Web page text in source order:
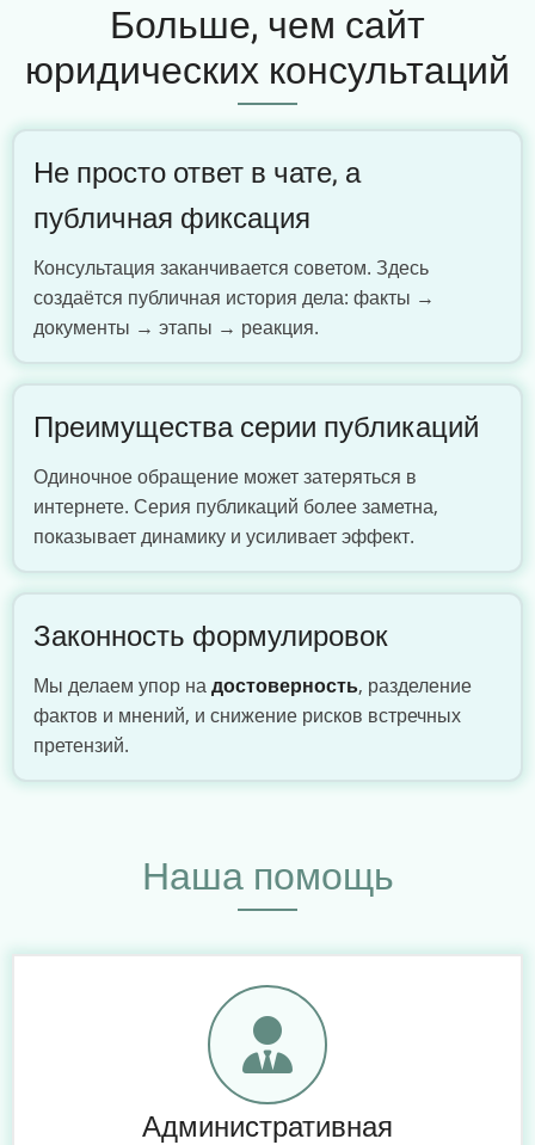
Больше, чем сайт
юридических консультаций
Не просто ответ в чате, а
публичная фиксация
Консультация заканчивается советом. Здесь
создаётся публичная история дела: факты →
документы → этапы → реакция.
Преимущества серии публикаций
Одиночное обращение может затеряться в
интернете. Серия публикаций более заметна,
показывает динамику и усиливает эффект.
Законность формулировок
Мы делаем упор надостоверность, разделение
фактов и мнений, и снижение рисков встречных
претензий.
Наша помощь
Административная